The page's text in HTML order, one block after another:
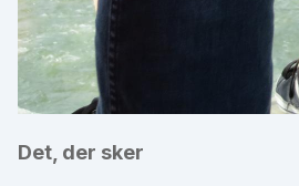
Det, der sker